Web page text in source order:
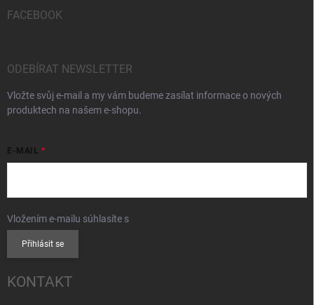
FACEBOOK
ODEBÍRAT NEWSLETTER
Vložte svůj e-mail a my vám budeme zasílat informace o nových
produktech na našem e-shopu.
E-MAIL
Vložením e-mailu súhlasíte s
Přihlásit se
KONTAKT